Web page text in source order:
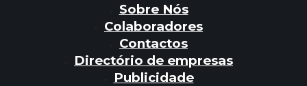
Sobre Nós
Colaboradores
Contactos
Directório de empresas
Publicidade